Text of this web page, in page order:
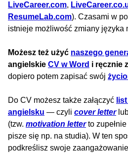
LiveCareer.com,
ResumeLab.com). Czasami w
istnieje możliwość zmiany języka
Możesz też użyć naszego
angielskie CV w Word i ręcznie
dopiero potem zapisać swój
Do CV możesz także załączyć
angielsku — czyli cover letter
(tzw. motivation letterto
pisze się np. na studia). W ten
podkreślisz swoje